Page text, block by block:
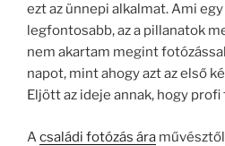
ezt az ünnepi alkalmat. Ami
legfontosabb, az a pillanatok
nem akartam megint
napot, mint ahogy azt az első
Eljött az ideje annak, hogy
A családi fotózás ára